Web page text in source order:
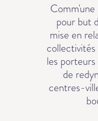
pour but
mise en
les
de
centres-